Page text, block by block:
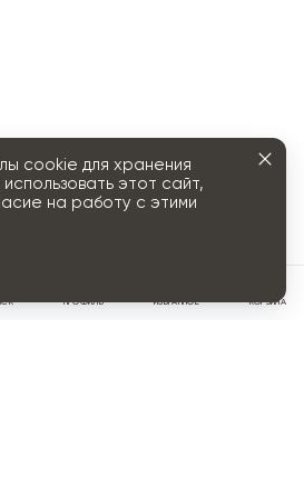
ПРОФИЛЬ ИЗБРАННОЕ КОРЗИНА
cookie для хранения
этот сайт,
на работу с этими